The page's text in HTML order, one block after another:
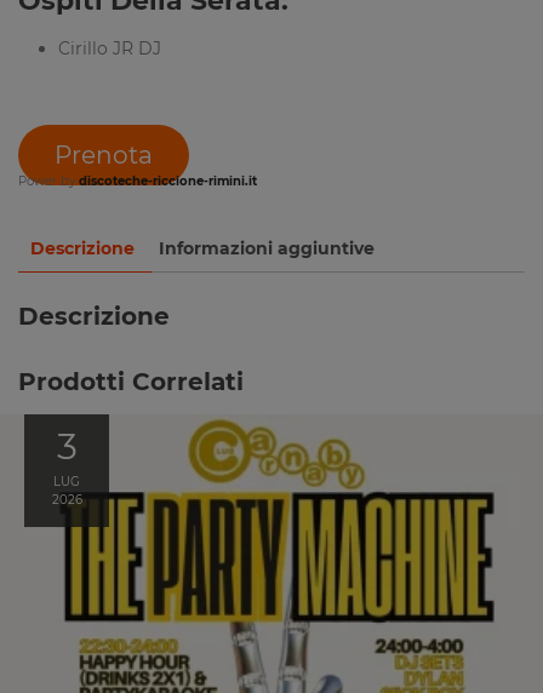
Cirillo JR DJ
Prenota
Power by discoteche-riccione-rimini.it
Descrizione Informazioni aggiuntive
Descrizione
Prodotti Correlati
3
LUG
2026